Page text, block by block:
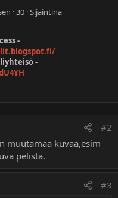
·30 ·Sijaintina
-
-
#2
muutamaa kuvaa,esim
pelistä.
#3